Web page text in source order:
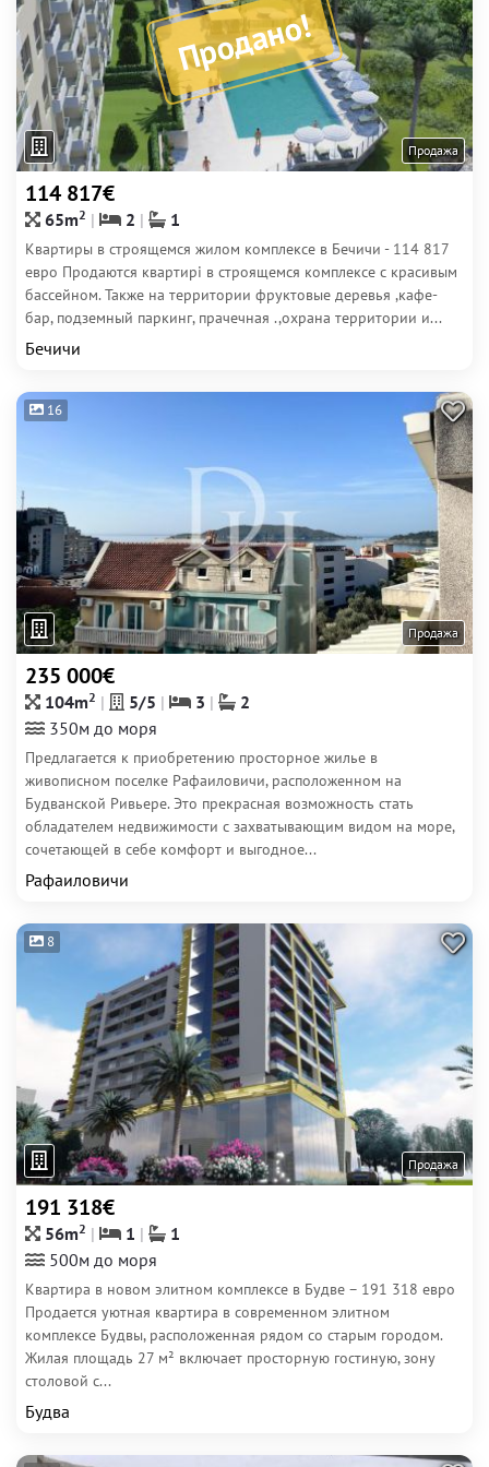
Продано!
Продажа
114 817€
65m2 2 1
Квартиры в строящемся жилом комплексе в Бечичи - 114 817
евро Продаются квартирі в строящемся комплексе с красивым
бассейном. Также на территории фруктовые деревья ,кафе-
бар, подземный паркинг, прачечная .,охрана территории и...
Бечичи
16
Продажа
235 000€
104m2 5/5 3
2
350м до моря
Предлагается к приобретению просторное жилье в
живописном поселке Рафаиловичи, расположенном на
Будванской Ривьере. Это прекрасная возможность стать
обладателем недвижимости с захватывающим видом на море,
сочетающей в себе комфорт и выгодное...
Рафаиловичи
8
Продажа
191 318€
56m2 1
1
500м до моря
Квартира в новом элитном комплексе в Будве – 191 318 евро
Продается уютная квартира в современном элитном
комплексе Будвы, расположенная рядом со старым городом.
Жилая площадь 27 м² включает просторную гостиную, зону
столовой с...
Будва